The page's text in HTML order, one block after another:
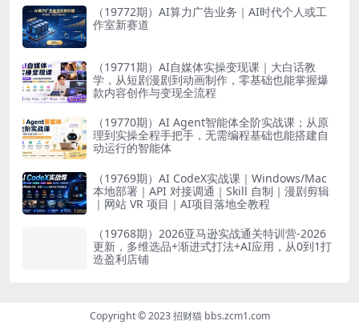
（19772期）AI算力广告业务｜AI时代个人或工
作室新赛道
（19771期）AI自媒体实操变现课｜大白话教
学，从短剧漫剧到动画制作，零基础也能掌握爆
款内容创作与变现全流程
（19770期）AI Agent智能体全阶实战课；从原
理到实操全程手把手，无需编程基础也能搭建自
动运行的智能体
（19769期）AI CodeX实战课｜Windows/Mac
本地部署｜API 对接调通｜Skill 自制｜漫剧剪辑
｜网站 VR 项目｜AI项目落地全教程
（19768期）2026亚马逊实战通关特训营-2026
更新，多维选品+渐进式打法+AI应用，从0到1打
造盈利店铺
Copyright © 2023 招财猫 bbs.zcm1.com